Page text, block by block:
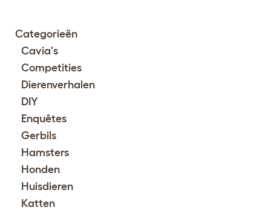
Categorieën
Cavia's
Competities
Dierenverhalen
DIY
Enquêtes
Gerbils
Hamsters
Honden
Huisdieren
Katten